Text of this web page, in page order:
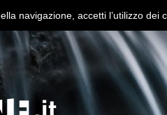
navigazione, accetti l’utilizzo dei